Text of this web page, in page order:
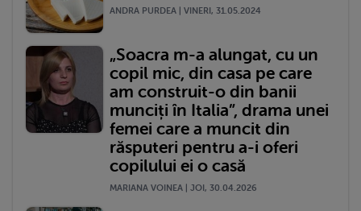
ANDRA PURDEA | VINERI, 31.05.2024
„Soacra m-a alungat, cu un
copil mic, din casa pe care
am construit-o din banii
munciți în Italia”, drama unei
femei care a muncit din
răsputeri pentru a-i oferi
copilului ei o casă
MARIANA VOINEA | JOI, 30.04.2026